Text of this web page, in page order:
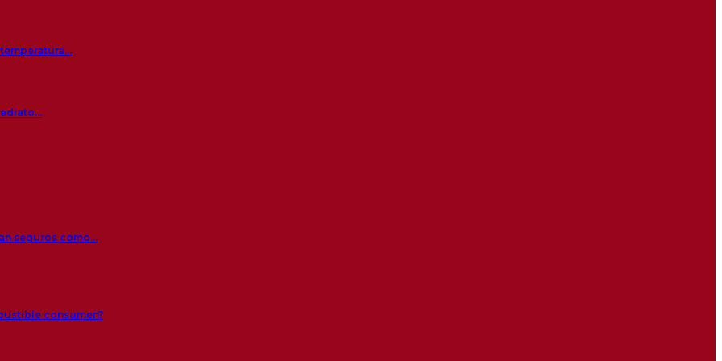
seguros como…
consumen?